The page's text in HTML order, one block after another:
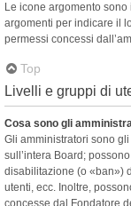
Le icone argomento
argomenti per indicare il
permessi concessi
Top
Livelli e gruppi di
Cosa sono gli
Gli amministratori sono
sull’intera Board;
disabilitazione (o «ban»)
utenti, ecc. Inoltre,
concesse dal Fondatore